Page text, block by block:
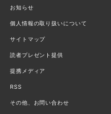
お知らせ
個人情報の取り扱いについて
サイトマップ
読者プレゼント提供
提携メディア
RSS
その他、お問い合わせ